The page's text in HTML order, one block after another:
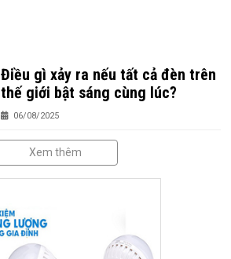
Điều gì xảy ra nếu tất cả đèn trên
thế giới bật sáng cùng lúc?
06/08/2025
Xem thêm